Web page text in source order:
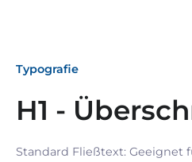
Typografie
H1 -
Standard Fließtext: Geeignet